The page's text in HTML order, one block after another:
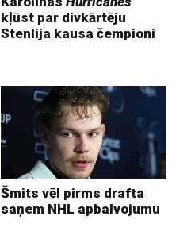
kļūst par divkārtēju
Stenlija kausa čempioni
Šmits vēl pirms drafta
saņem NHL apbalvojumu